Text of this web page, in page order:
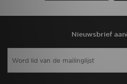
Nieuwsbrief